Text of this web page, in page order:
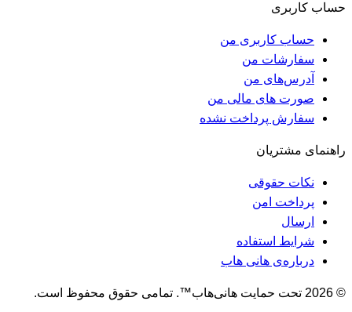
حساب کاربری
حساب کاربری من
سفارشات من
آدرس‌های من
صورت های مالی من
سفارش پرداخت نشده
راهنمای مشتریان
نکات حقوقی
پرداخت امن
ارسال
شرایط استفاده
درباره‌ی هانی هاب
© 2026 تحت حمایت هانی‌هاب™. تمامی حقوق محفوظ است.